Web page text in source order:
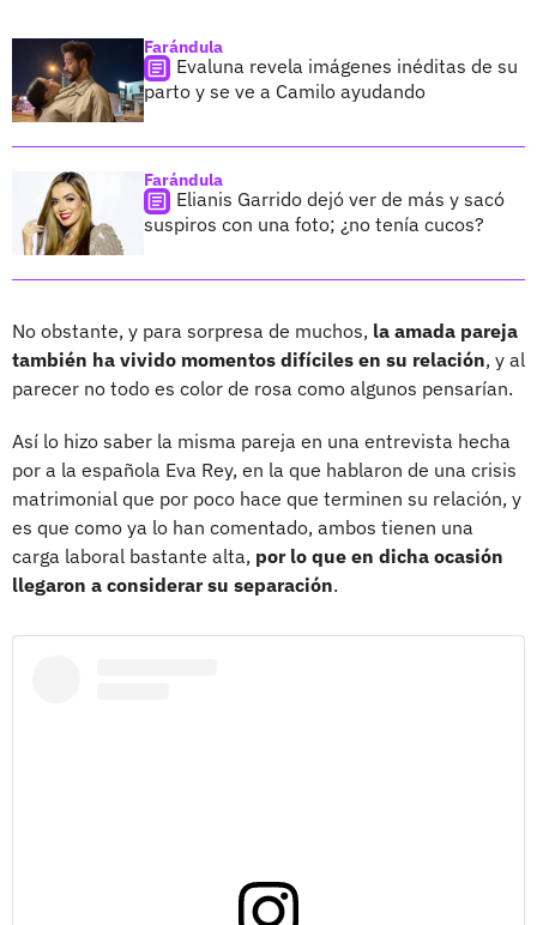
Farándula
Evaluna revela imágenes inéditas de su
parto y se ve a Camilo ayudando
Farándula
Elianis Garrido dejó ver de más y sacó
suspiros con una foto; ¿no tenía cucos?
No obstante, y para sorpresa de muchos, la amada pareja
también ha vivido momentos difíciles en su relación, y al
parecer no todo es color de rosa como algunos pensarían.
Así lo hizo saber la misma pareja en una entrevista hecha
por a la española Eva Rey, en la que hablaron de una crisis
matrimonial que por poco hace que terminen su relación, y
es que como ya lo han comentado, ambos tienen una
carga laboral bastante alta, por lo que en dicha ocasión
llegaron a considerar su separación.